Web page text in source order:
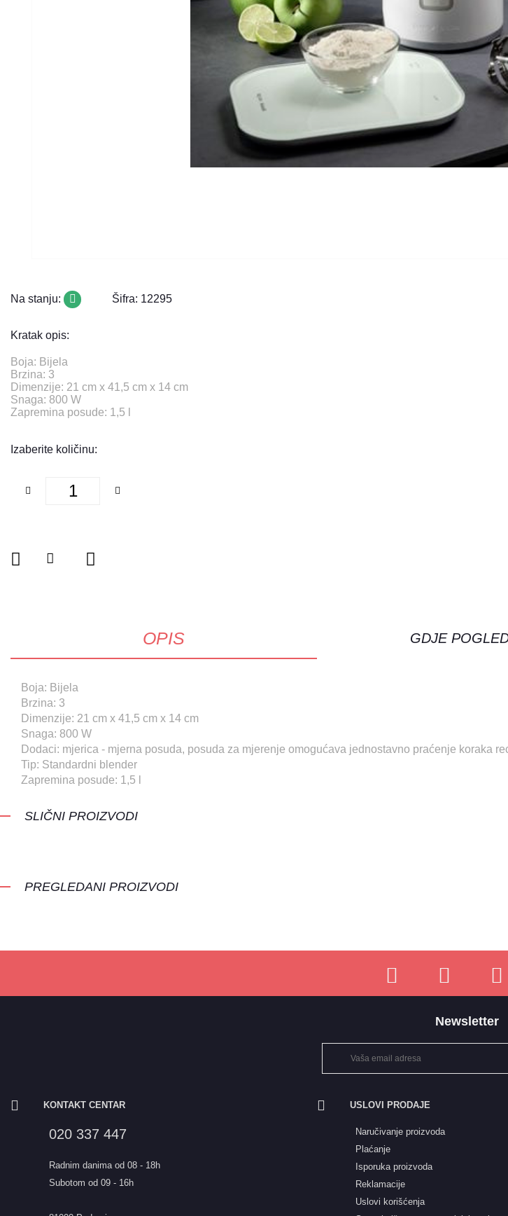
Na stanju: Šifra: 12295
Kratak opis:
Boja: Bijela
Brzina: 3
Dimenzije: 21 cm x 41,5 cm x 14 cm
Snaga: 800 W
​​​​​​​Zapremina posude: 1,5 l
Izaberite količinu:
OPIS
Boja: Bijela
Brzina: 3
Dimenzije: 21 cm x 41,5 cm x 14 cm
Snaga: 800 W
Dodaci: mjerica - mjerna posuda, posuda za mjerenje omogućava jednostavno praćenje koraka
Tip: Standardni blender
Zapremina posude: 1,5 l
GDJE
SLIČNI PROIZVODI
PREGLEDANI PROIZVODI
Newsletter
KONTAKT CENTAR
020 337 447
Radnim danima od 08 - 18h
Subotom od 09 - 16h
USLOVI PRODAJE
Naručivanje proizvoda
Plaćanje
Isporuka proizvoda
Reklamacije
Uslovi korišćenja